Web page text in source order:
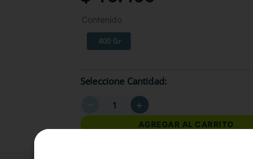
Contenido
400 Gr
Seleccione Cantidad
＋
AGREGAR AL CARRITO